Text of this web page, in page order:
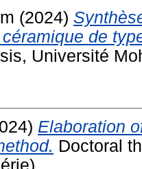
(2024)
de
Université
Elaboration
Doctoral